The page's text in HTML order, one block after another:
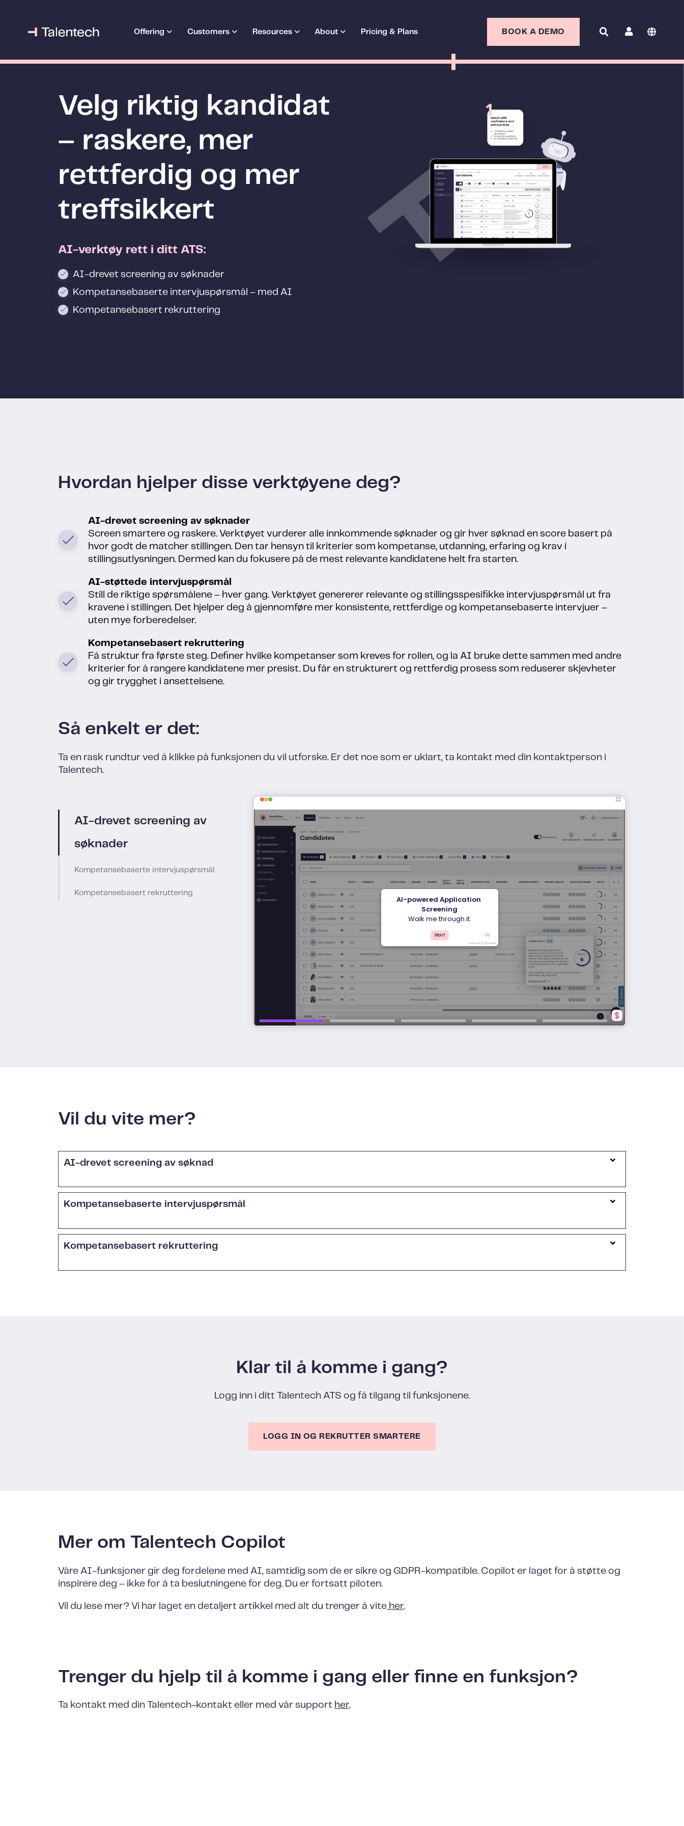
Offering Customers Resources About Pricing & Plans BOOK A DEMO
Velg riktig kandidat
– raskere, mer
rettferdig og mer
treffsikkert
AI-verktøy rett i ditt ATS:
AI-drevet screening av søknader
Kompetansebaserte intervjuspørsmål – med AI
Kompetansebasert rekruttering
Hvordan hjelper disse verktøyene deg?
AI-drevet screening av søknader
Screen smartere og raskere. Verktøyet vurderer alle innkommende søknader og gir hver søknad en score basert på
hvor godt de matcher stillingen. Den tar hensyn til kriterier som kompetanse, utdanning, erfaring og krav i
stillingsutlysningen. Dermed kan du fokusere på de mest relevante kandidatene helt fra starten.
AI-støttede intervjuspørsmål
Still de riktige spørsmålene – hver gang. Verktøyet genererer relevante og stillingsspesifikke intervjuspørsmål ut fra
kravene i stillingen. Det hjelper deg å gjennomføre mer konsistente, rettferdige og kompetansebaserte intervjuer –
uten mye forberedelser.
Kompetansebasert rekruttering
Få struktur fra første steg. Definer hvilke kompetanser som kreves for rollen, og la AI bruke dette sammen med andre
kriterier for å rangere kandidatene mer presist. Du får en strukturert og rettferdig prosess som reduserer skjevheter
og gir trygghet i ansettelsene.
Så enkelt er det:
Ta en rask rundtur ved å klikke på funksjonen du vil utforske. Er det noe som er uklart, ta kontakt med din kontaktperson i
Talentech.
AI-drevet screening av
søknader
Kompetansebaserte intervjuspørsmål
Kompetansebasert rekruttering
Vil du vite mer?
AI-drevet screening av søknad
Kompetansebaserte intervjuspørsmål
Kompetansebasert rekruttering
Klar til å komme i gang?
Logg inn i ditt Talentech ATS og få tilgang til funksjonene.
LOGG IN OG REKRUTTER SMARTERE
Mer om Talentech Copilot
Våre AI-funksjoner gir deg fordelene med AI, samtidig som de er sikre og GDPR-kompatible. Copilot er laget for å støtte og
inspirere deg – ikke for å ta beslutningene for deg. Du er fortsatt piloten.
Vil du lese mer? Vi har laget en detaljert artikkel med alt du trenger å vite her.
Trenger du hjelp til å komme i gang eller finne en funksjon?
Ta kontakt med din Talentech-kontakt eller med vår support her.